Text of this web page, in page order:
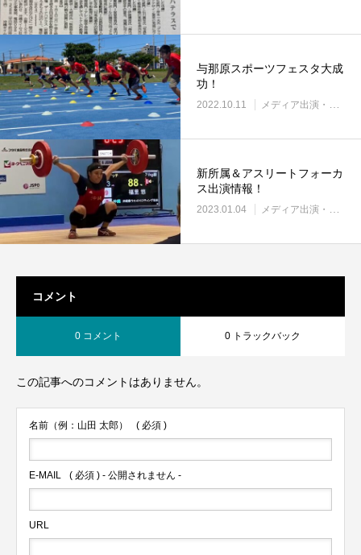
与那原スポーツフェスタ大成
功！
2022.10.11 メディア出演・紹介
新所属＆アスリートフォーカ
ス出演情報！
2023.01.04 メディア出演・紹介
コメント
0 コメント 0 トラックバック
この記事へのコメントはありません。
名前（例：山田 太郎） ( 必須 )
E-MAIL ( 必須 ) - 公開されません -
URL